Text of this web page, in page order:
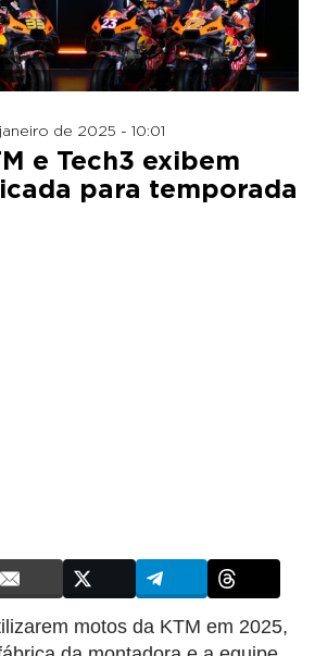
de 2025 - 10:01
e Tech3 exibem
para temporada
motos da KTM em 2025,